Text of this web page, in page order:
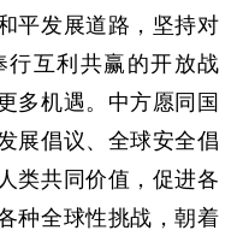
平发展道路，坚持对
互利共赢的开放战
多机遇。中方愿同国
展倡议、全球安全倡
类共同价值，促进各
种全球性挑战，朝着